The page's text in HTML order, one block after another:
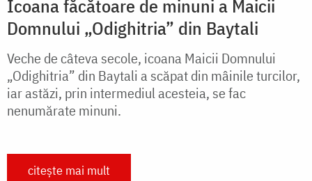
Icoana făcătoare de minuni a Maicii
Domnului „Odighitria” din Baytali
Veche de câteva secole, icoana Maicii Domnului
„Odighitria” din Baytali a scăpat din mâinile turcilor,
iar astăzi, prin intermediul acesteia, se fac
nenumărate minuni.
citește mai mult